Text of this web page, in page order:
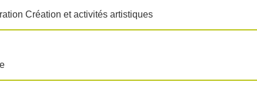
Création et activités artistiques